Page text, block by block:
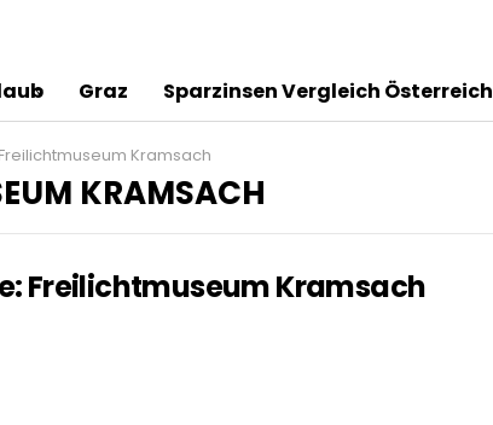
Graz Sparzinsen Vergleich Österreich
Kramsach
KRAMSACH
Freilichtmuseum Kramsach